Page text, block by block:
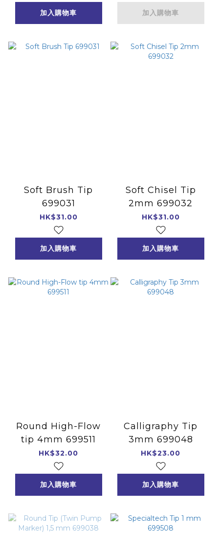
加入購物車 加入購物車
Soft Brush Tip
699031
HK$31.00
加入購物車
Soft Chisel Tip
2mm 699032
HK$31.00
加入購物車
Round High-Flow
tip 4mm 699511
HK$32.00
加入購物車
Calligraphy Tip
3mm 699048
HK$23.00
加入購物車